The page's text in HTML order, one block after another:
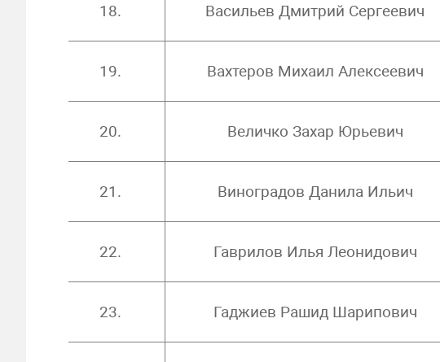
18. Васильев Дмитрий Сергеевич
19. Вахтеров Михаил Алексеевич
20. Величко Захар Юрьевич
21. Виноградов Данила Ильич
22. Гаврилов Илья Леонидович
23. Гаджиев Рашид Шарипович